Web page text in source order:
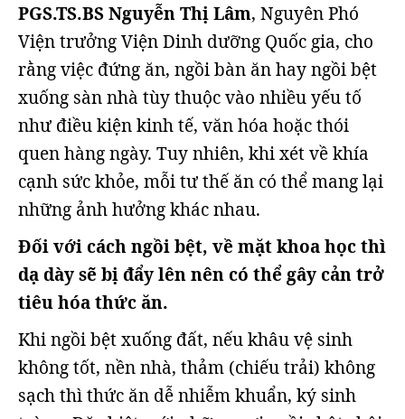
PGS.TS.BS Nguyễn Thị Lâm, Nguyên Phó
Viện trưởng Viện Dinh dưỡng Quốc gia, cho
rằng việc đứng ăn, ngồi bàn ăn hay ngồi bệt
xuống sàn nhà tùy thuộc vào nhiều yếu tố
như điều kiện kinh tế, văn hóa hoặc thói
quen hàng ngày. Tuy nhiên, khi xét về khía
cạnh sức khỏe, mỗi tư thế ăn có thể mang lại
những ảnh hưởng khác nhau.
Đối với cách ngồi bệt, về mặt khoa học thì
dạ dày sẽ bị đẩy lên nên có thể gây cản trở
tiêu hóa thức ăn.
Khi ngồi bệt xuống đất, nếu khâu vệ sinh
không tốt, nền nhà, thảm (chiếu trải) không
sạch thì thức ăn dễ nhiễm khuẩn, ký sinh